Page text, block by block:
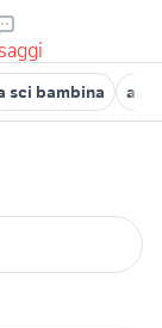
sci bambina